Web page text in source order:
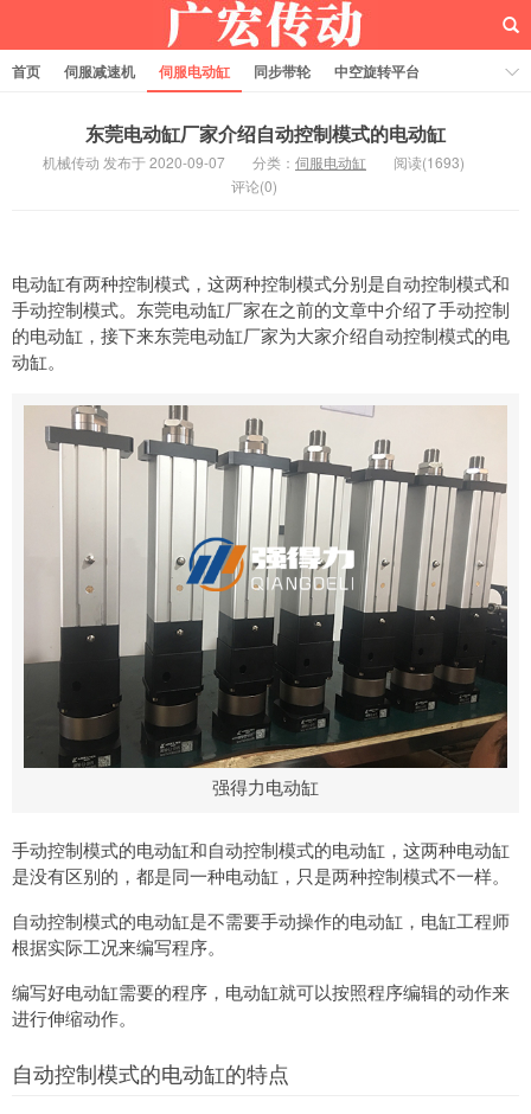
首页 伺服减速机 伺服电动缸 同步带轮
中空旋转平台
东莞电动缸厂家介绍自动控制模式的电动缸
机械传动 发布于 2020-09-07 分类： 伺服电动缸
阅读(1693)
评论(0)
电动缸有两种控制模式，这两种控制模式分别是自动控制模式和
手动控制模式。东莞电动缸厂家在之前的文章中介绍了手动控制
的电动缸，接下来东莞电动缸厂家为大家介绍自动控制模式的电
动缸。
强得力电动缸
手动控制模式的电动缸和自动控制模式的电动缸，这两种电动缸
是没有区别的，都是同一种电动缸，只是两种控制模式不一样。
自动控制模式的电动缸是不需要手动操作的电动缸，电缸工程师
根据实际工况来编写程序。
编写好电动缸需要的程序，电动缸就可以按照程序编辑的动作来
进行伸缩动作。
自动控制模式的电动缸的特点